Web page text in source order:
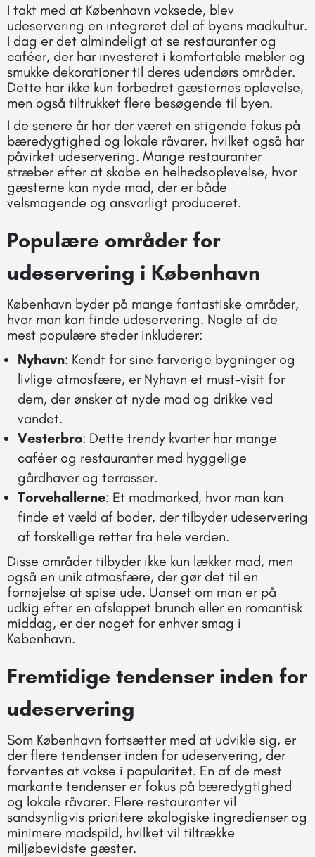
I takt med at København voksede, blev
udeservering en integreret del af byens madkultur.
I dag er det almindeligt at se restauranter og
caféer, der har investeret i komfortable møbler og
smukke dekorationer til deres udendørs områder.
Dette har ikke kun forbedret gæsternes oplevelse,
men også tiltrukket flere besøgende til byen.
I de senere år har der været en stigende fokus på
bæredygtighed og lokale råvarer, hvilket også har
påvirket udeservering. Mange restauranter
stræber efter at skabe en helhedsoplevelse, hvor
gæsterne kan nyde mad, der er både
velsmagende og ansvarligt produceret.
Populære områder for
udeservering i København
København byder på mange fantastiske områder,
hvor man kan finde udeservering. Nogle af de
mest populære steder inkluderer:
Nyhavn: Kendt for sine farverige bygninger og
livlige atmosfære, er Nyhavn et must-visit for
dem, der ønsker at nyde mad og drikke ved
vandet.
Vesterbro: Dette trendy kvarter har mange
caféer og restauranter med hyggelige
gårdhaver og terrasser.
Torvehallerne: Et madmarked, hvor man kan
finde et væld af boder, der tilbyder udeservering
af forskellige retter fra hele verden.
Disse områder tilbyder ikke kun lækker mad, men
også en unik atmosfære, der gør det til en
fornøjelse at spise ude. Uanset om man er på
udkig efter en afslappet brunch eller en romantisk
middag, er der noget for enhver smag i
København.
Fremtidige tendenser inden for
udeservering
Som København fortsætter med at udvikle sig, er
der flere tendenser inden for udeservering, der
forventes at vokse i popularitet. En af de mest
markante tendenser er fokus på bæredygtighed
og lokale råvarer. Flere restauranter vil
sandsynligvis prioritere økologiske ingredienser og
minimere madspild, hvilket vil tiltrække
miljøbevidste gæster.